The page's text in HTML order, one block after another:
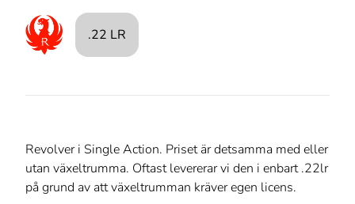
.22 LR
Revolver i Single Action. Priset är detsamma med eller
utan växeltrumma. Oftast levererar vi den i enbart .22lr
på grund av att växeltrumman kräver egen licens.